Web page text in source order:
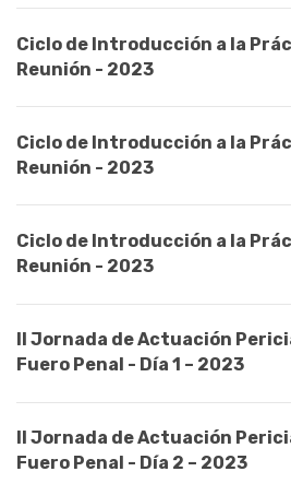
Ciclo de Introducción a la
Reunión - 2023
Ciclo de Introducción a la
Reunión - 2023
Ciclo de Introducción a la
Reunión - 2023
II Jornada de Actuación
Fuero Penal - Día 1 – 2023
II Jornada de Actuación
Fuero Penal - Día 2 – 2023